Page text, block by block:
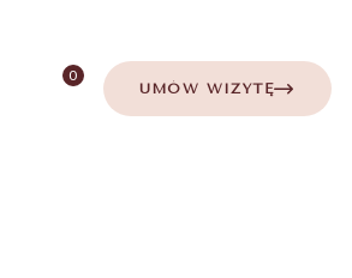
0
UMÓW WIZYTĘ